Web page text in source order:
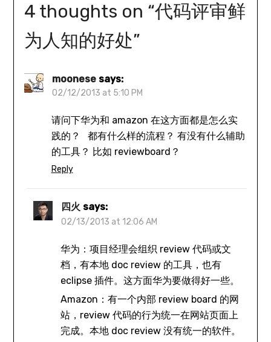
4 thoughts on “代码评审鲜
为人知的好处”
moonese says:
02/12/2013 at 5:10 PM
请问下华为和 amazon 在这方面都是怎么实
践的？ 都有什么样的流程？ 有没有什么辅助
的工具？ 比如 reviewboard？
Reply
四火 says:
02/13/2013 at 12:06 AM
华为：项目经理会组织 review 代码或文
档，有本地 doc review 的工具，也有
eclipse 插件。这方面华为要做得好一些。
Amazon：有一个内部 review board 的网
站，review 代码的行为统一在网站页面上
完成。本地 doc review 没有统一的软件。